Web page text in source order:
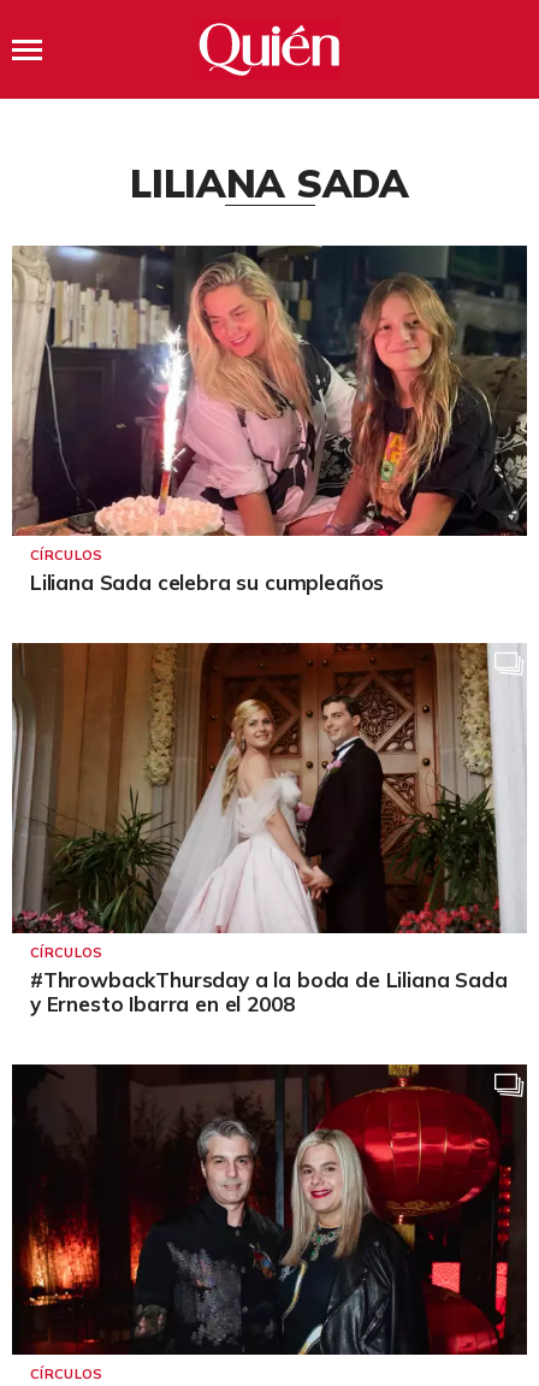
LILIANA SADA
CÍRCULOS
Liliana Sada celebra su cumpleaños
CÍRCULOS
#ThrowbackThursday a la boda de Liliana Sada
y Ernesto Ibarra en el 2008
CÍRCULOS